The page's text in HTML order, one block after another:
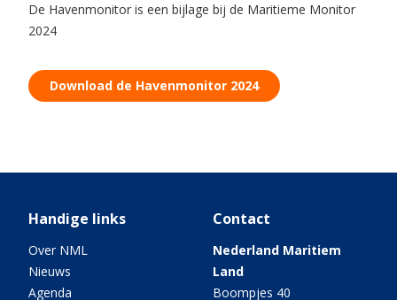
De Havenmonitor is een bijlage bij de Maritieme Monitor
2024
Download de Havenmonitor 2024
Handige links
Over NML
Nieuws
Agenda
Contact
Nederland Maritiem
Land
Boompjes 40